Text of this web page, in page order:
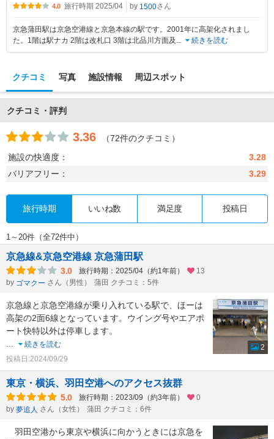
4.0 旅行時期 2025/04 by 1500さん
京急蒲田駅は京急空港線と京急本線の駅です。2001年に高架化されまし
た。1階は駅ナカ 2階は改札口 3階は北品川方面及 ... 続きを読む
クチコミ 写真 施設情報 周辺スポット
クチコミ・評判
3.36
（72件のクチコミ）
施設の快適度：
3.28
バリアフリー：
3.29
旅行時期 いいね数 満足度 投稿日
1～20件（全72件中）
京急線&京急空港線 京急蒲田駅
3.0 旅行時期：2025/04（約1年前）
13
by ゴマクー さん（男性） 蒲田 クチコミ：5件
京急線と京急空港線が乗り入れている駅で、ほーは
高架の2面6線となっています。ウイング号やエアポ
ート快特以外は停車します。
続きを読む
投稿日:2024/09/29
2
東京・横浜、羽田空港へのアクセス抜群
5.0 旅行時期：2023/09（約3年前）
0
by 夢追人 さん（女性） 蒲田 クチコミ：6件
羽田空港から東京や横浜に向かうときには京急を